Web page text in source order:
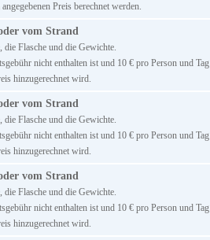
Preis berechnet werden.
vom Strand
die Flasche und die Gewichte.
nicht enthalten ist und 10 € pro Person und Tag
hinzugerechnet wird.
vom Strand
die Flasche und die Gewichte.
nicht enthalten ist und 10 € pro Person und Tag
hinzugerechnet wird.
vom Strand
die Flasche und die Gewichte.
nicht enthalten ist und 10 € pro Person und Tag
hinzugerechnet wird.